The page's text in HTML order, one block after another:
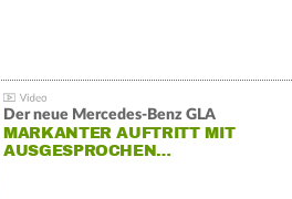
Der neue Mercedes-Benz GLA
MARKANTER AUFTRITT MIT
AUSGESPROCHEN…